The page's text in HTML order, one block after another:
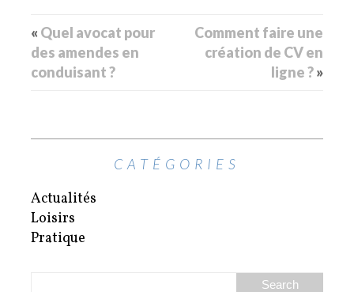
« Quel avocat pour
des amendes en
conduisant ?
Comment faire une
création de CV en
ligne ?»
CATÉGORIES
Actualités
Loisirs
Pratique